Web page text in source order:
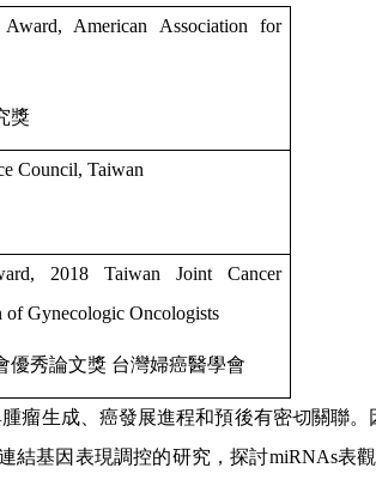
Award, American Association for
獎
Council, Taiwan
2018 Taiwan Joint Cancer
of Gynecologic Oncologists
優秀論文獎 台灣婦癌醫學會
瘤生成、癌發展進程和預後有密切關聯。
結基因表現調控的研究，探討miRNAs表